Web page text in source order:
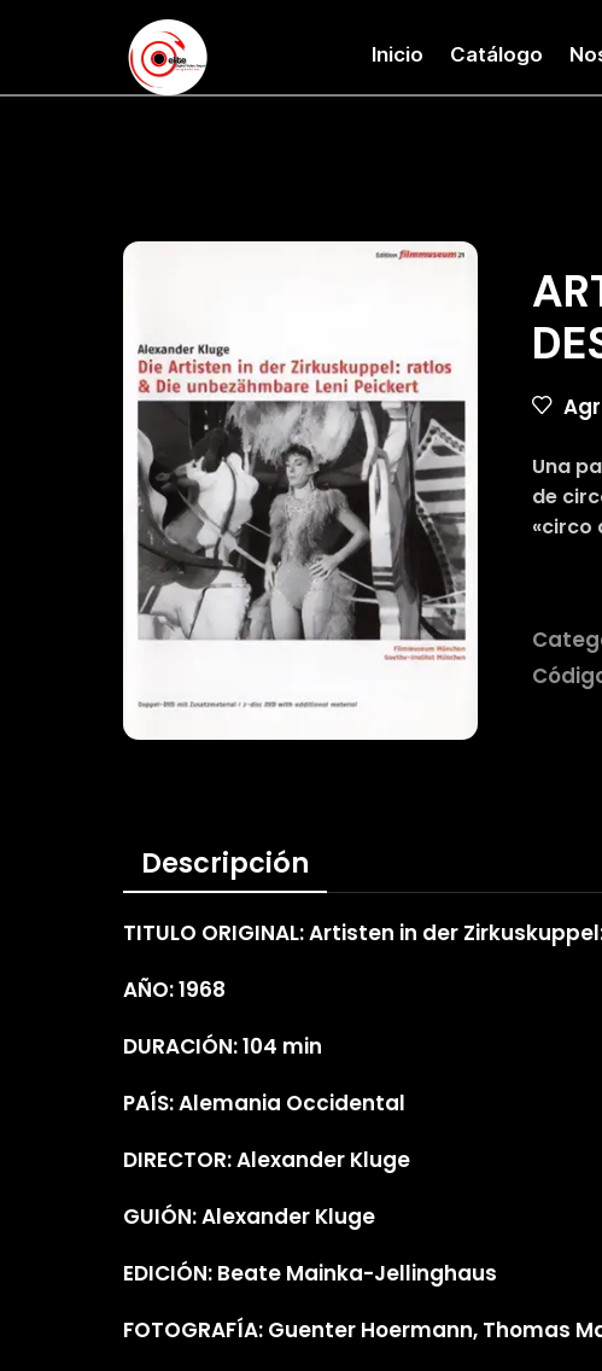
Inicio Catálogo
Una
de
«circo
Descripción
TITULO ORIGINAL: Artisten in der
AÑO: 1968
DURACIÓN: 104 min
PAÍS: Alemania Occidental
DIRECTOR: Alexander Kluge
GUIÓN: Alexander Kluge
EDICIÓN: Beate Mainka-Jellinghaus
FOTOGRAFÍA: Guenter Hoermann, Thomas